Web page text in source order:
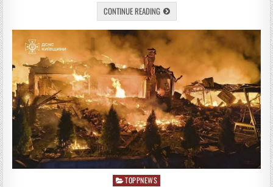
CONTINUE READING
Posted
TOPPNEWS